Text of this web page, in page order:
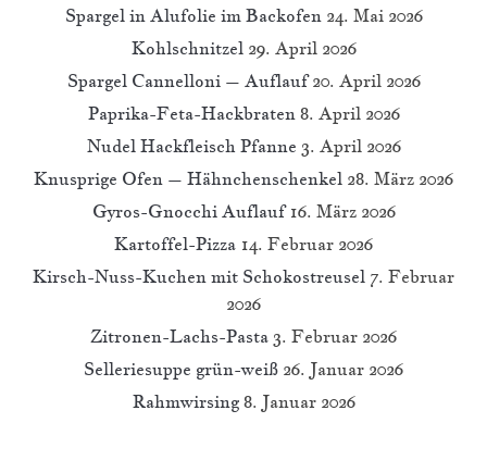
Spargel in Alufolie im Backofen 24. Mai 2026
Kohlschnitzel 29. April 2026
Spargel Cannelloni – Auflauf 20. April 2026
Paprika-Feta-Hackbraten 8. April 2026
Nudel Hackfleisch Pfanne 3. April 2026
Knusprige Ofen – Hähnchenschenkel 28. März 2026
Gyros-Gnocchi Auflauf 16. März 2026
Kartoffel-Pizza 14. Februar 2026
Kirsch-Nuss-Kuchen mit Schokostreusel 7. Februar
2026
Zitronen-Lachs-Pasta 3. Februar 2026
Selleriesuppe grün-weiß 26. Januar 2026
Rahmwirsing 8. Januar 2026